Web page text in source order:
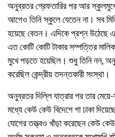
অনুব্রতর গ্রেফতারির পর আর
আগেও তিনি স্কুলে যেতেন না। সব
হয়েছে বেতন। এদিকে প্রশ্ন উঠেছে
এত কোটি কোটি টাকার সম্পত্তির
মুখে পড়তে হয়েছিল। শুধু তিনি নন,
করেছিল কেন্দ্রীয় তদন্তকারী সংস্থা।
অনুব্রতর দিল্লি যাত্রার পর তার
মধ্যে কেউ কেউ বিদেশে গা ঢাকা
যোগের তত্ত্বও খাঁড়া করেছেন কেউ